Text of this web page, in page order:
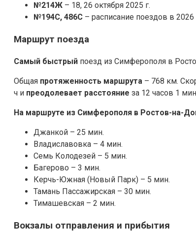
№214Ж – 18, 26 октября 2025 г.
№194С, 486С – расписание поездов в
Маршрут поезда
Самый быстрый поезд из Симферополя в
Общая протяженность маршрута – 768 км.
ч и преодолевает расстояние за 12 часов 1
На маршруте из Симферополя в Ростов-на-
Джанкой – 25 мин.
Владиславовка – 4 мин.
Семь Колодезей – 5 мин.
Багерово – 3 мин.
Керчь-Южная (Новый Парк) – 5 мин.
Тамань Пассажирская – 30 мин.
Тимашевская – 2 мин.
Вокзалы отправления и прибытия